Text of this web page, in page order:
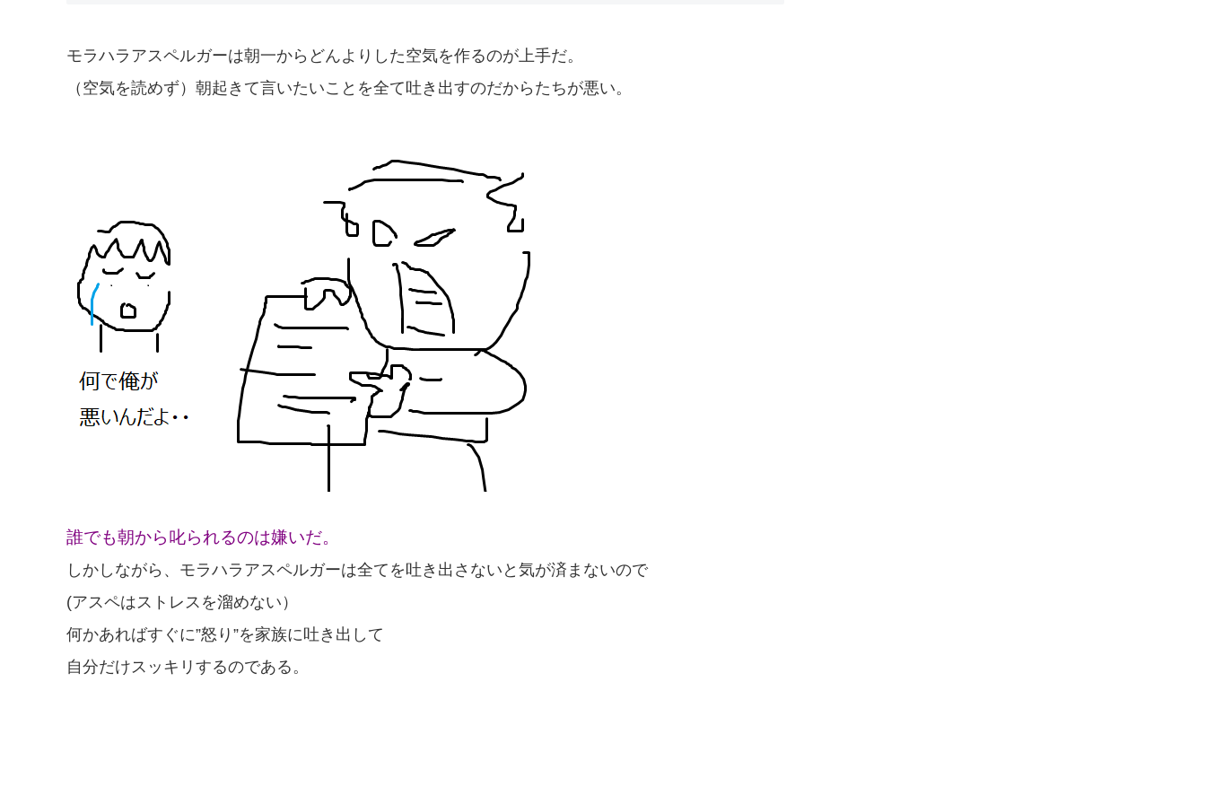
モラハラアスペルガーは朝一からどんよりした空気を作るのが上手だ。
（空気を読めず）朝起きて言いたいことを全て吐き出すのだからたちが悪い。
誰でも朝から叱られるのは嫌いだ。
しかしながら、モラハラアスペルガーは全てを吐き出さないと気が済まないので
(アスペはストレスを溜めない）
何かあればすぐに”怒り”を家族に吐き出して
自分だけスッキリするのである。